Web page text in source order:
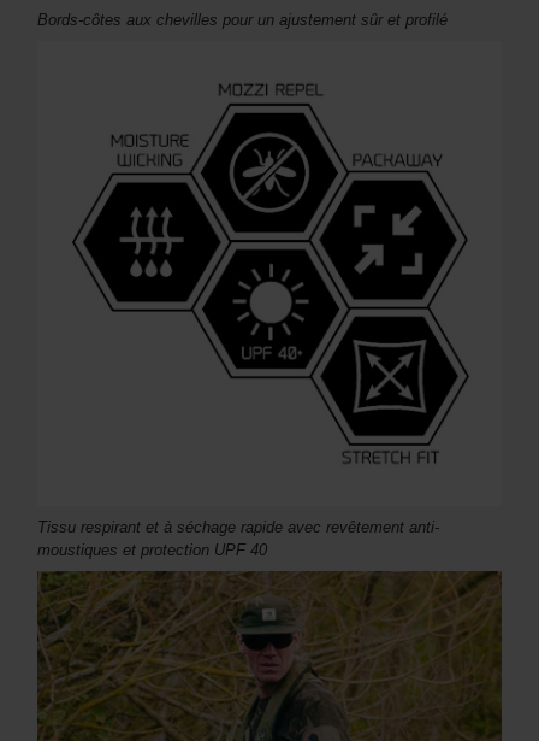
Bords-côtes aux chevilles pour un ajustement sûr et profilé
Tissu respirant et à séchage rapide avec revêtement anti-
moustiques et protection UPF 40